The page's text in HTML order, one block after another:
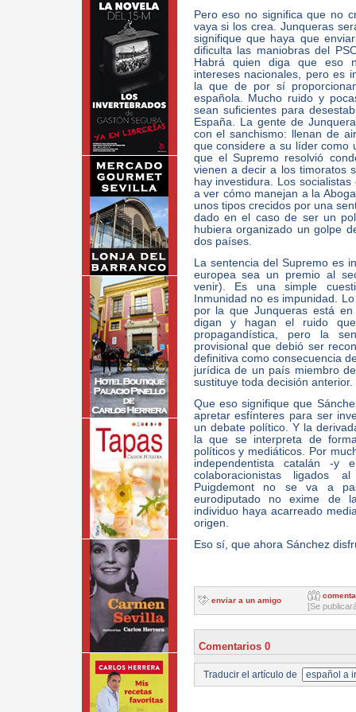
Pero eso no significa que no
vaya si los crea. Junqueras
signifique que haya que
dificulta las maniobras del
Habrá quien diga que eso
intereses nacionales, pero es
la que de por sí
española. Mucho ruido y
sean suficientes para
España. La gente de
con el sanchismo: llenan de
que considere a su líder como
que el Supremo resolvió
vienen a decir a los timoratos
hay investidura. Los
a ver cómo manejan a la
unos tipos crecidos por una
dado en el caso de ser un
hubiera organizado un golpe
dos países.
La sentencia del Supremo es
europea sea un premio al
venir). Es una simple
Inmunidad no es impunidad.
por la que Junqueras está
digan y hagan el ruido
propagandística, pero la
provisional que debió ser
definitiva como consecuencia
jurídica de un país miembro
sustituye toda decisión anterior.
Que eso signifique que
apretar esfínteres para ser
un debate político. Y la
la que se interpreta de
políticos y mediáticos. Por
independentista catalán -y
colaboracionistas ligados
Puigdemont no se va a
eurodiputado no exime de
individuo haya acarreado
origen.
Eso sí, que ahora Sánchez
enviar a un amigo
[Se
Comentarios 0
Traducir el artículo de